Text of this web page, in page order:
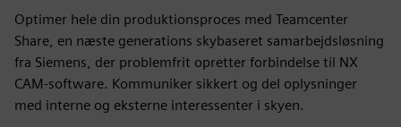
Optimer hele din produktionsproces med Teamcenter
Share, en næste generations skybaseret samarbejdsløsning
fra Siemens, der problemfrit opretter forbindelse til NX
CAM-software. Kommuniker sikkert og del oplysninger
med interne og eksterne interessenter i skyen.